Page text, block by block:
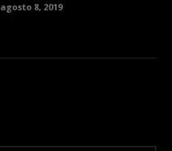
agosto 8, 2019